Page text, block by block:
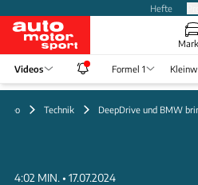
Hefte
Videos Formel 1
Technik DeepDrive und BMW
4:02 MIN. • 17.07.2024